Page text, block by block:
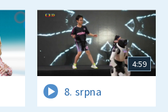
4:59
8. srpna